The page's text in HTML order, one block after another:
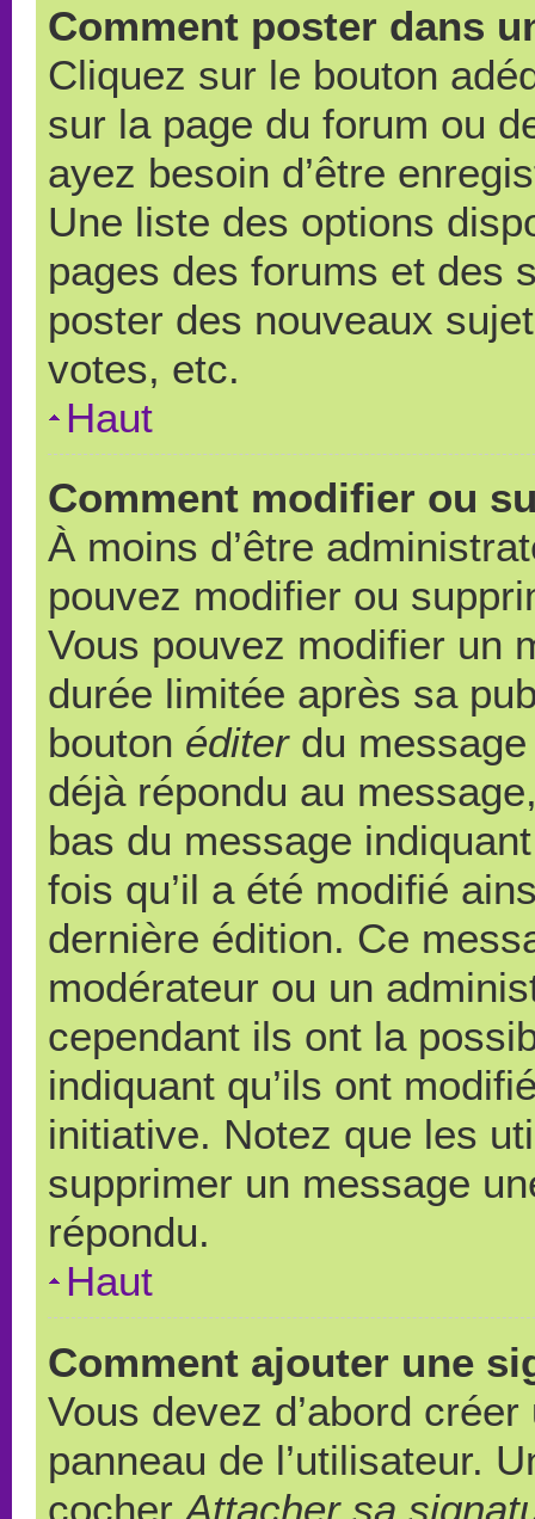
Comment poster dans
Cliquez sur le bouton
sur la page du forum ou
ayez besoin d’être
Une liste des options
pages des forums et des
poster des nouveaux
votes, etc.
Haut
Comment modifier ou
À moins d’être
pouvez modifier ou
Vous pouvez modifier un
durée limitée après sa
bouton éditerdu message
déjà répondu au
bas du message
fois qu’il a été modifié
dernière édition. Ce
modérateur ou un
cependant ils ont la
indiquant qu’ils ont
initiative. Notez que les
supprimer un message
répondu.
Haut
Comment ajouter une
Vous devez d’abord
panneau de l’utilisateur.
cocher Attacher sa